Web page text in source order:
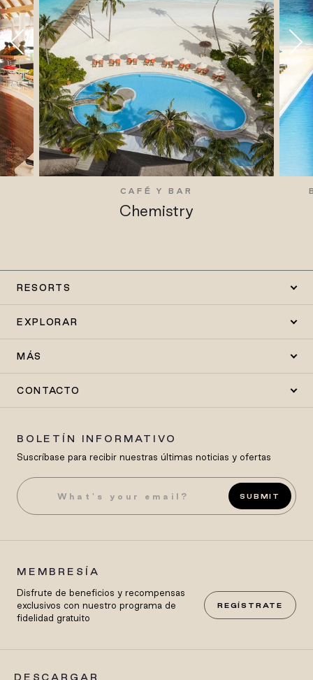
CAFÉ Y BAR
Chemistry
RESORTS
EXPLORAR
MÁS
CONTACTO
BOLETÍN INFORMATIVO
Suscríbase para recibir nuestras últimas noticias y ofertas
SUBMIT
MEMBRESÍA
Disfrute de beneficios y recompensas
exclusivos con nuestro programa de
fidelidad gratuito
REGÍSTRATE
DESCARGAR